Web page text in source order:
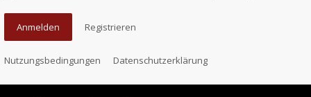
Anmelden Registrieren
Nutzungsbedingungen Datenschutzerklärung